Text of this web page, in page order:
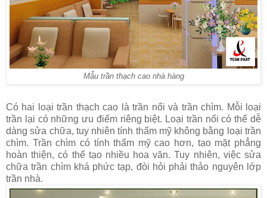
Mẫu trần thạch cao nhà hàng
Có hai loại trần thạch cao là trần nổi và trần chìm. Mỗi loại
trần lại có những ưu điểm riêng biệt. Loại trần nổi có thể dễ
dàng sửa chữa, tuy nhiên tính thẩm mỹ không bằng loại trần
chìm. Trần chìm có tính thẩm mỹ cao hơn, tạo mặt phẳng
hoàn thiện, có thể tạo nhiều hoa văn. Tuy nhiên, việc sửa
chữa trần chìm khá phức tạp, đòi hỏi phải thảo nguyên lớp
trần nhà.